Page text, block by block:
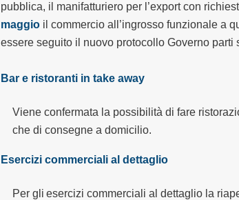
pubblica, il manifatturiero per l’export con
maggioil commercio all’ingrosso funzionale a
essere seguito il nuovo protocollo Governoparti
Bar e ristoranti in take away
Viene confermata la possibilità di fare
che di consegne a domicilio.
Esercizi commerciali al dettaglio
Per gli esercizi commerciali al dettaglio la